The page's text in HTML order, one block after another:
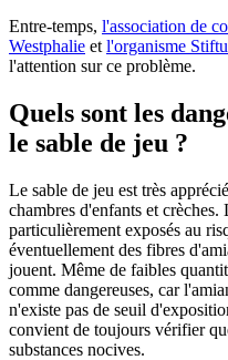
Entre-temps, l'association de
Westphalie et l'organisme
l'attention sur ce problème.
Quels sont les
le sable de jeu ?
Le sable de jeu est très
chambres d'enfants et crèches.
particulièrement exposés au
éventuellement des fibres
jouent. Même de faibles
comme dangereuses, car
n'existe pas de seuil
convient de toujours vérifier
substances nocives.